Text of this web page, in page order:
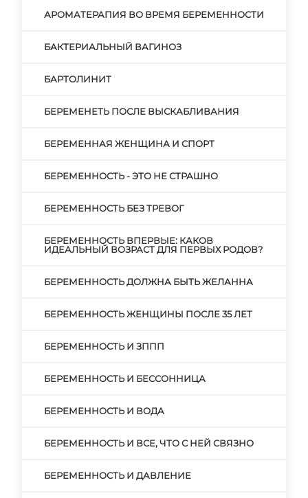
АРОМАТЕРАПИЯ ВО ВРЕМЯ БЕРЕМЕННОСТИ
БАКТЕРИАЛЬНЫЙ ВАГИНОЗ
БАРТОЛИНИТ
БЕРЕМЕНЕТЬ ПОСЛЕ ВЫСКАБЛИВАНИЯ
БЕРЕМЕННАЯ ЖЕНЩИНА И СПОРТ
БЕРЕМЕННОСТЬ - ЭТО НЕ СТРАШНО
БЕРЕМЕННОСТЬ БЕЗ ТРЕВОГ
БЕРЕМЕННОСТЬ ВПЕРВЫЕ: КАКОВ
ИДЕАЛЬНЫЙ ВОЗРАСТ ДЛЯ ПЕРВЫХ РОДОВ?
БЕРЕМЕННОСТЬ ДОЛЖНА БЫТЬ ЖЕЛАННА
БЕРЕМЕННОСТЬ ЖЕНЩИНЫ ПОСЛЕ 35 ЛЕТ
БЕРЕМЕННОСТЬ И ЗППП
БЕРЕМЕННОСТЬ И БЕССОННИЦА
БЕРЕМЕННОСТЬ И ВОДА
БЕРЕМЕННОСТЬ И ВСЕ, ЧТО С НЕЙ СВЯЗНО
БЕРЕМЕННОСТЬ И ДАВЛЕНИЕ